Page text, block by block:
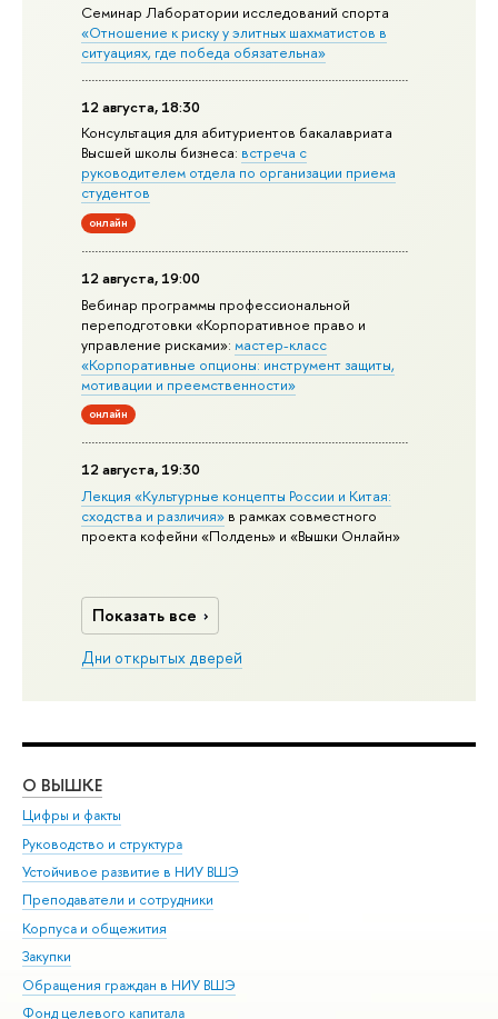
Семинар Лаборатории исследований спорта
«Отношение к риску у элитных шахматистов в
ситуациях, где победа обязательна»
12 августа, 18:30
Консультация для абитуриентов бакалавриата
Высшей школы бизнеса: встреча с
руководителем отдела по организации приема
студентов
онлайн
12 августа, 19:00
Вебинар программы профессиональной
переподготовки «Корпоративное право и
управление рисками»:мастер-класс
«Корпоративные опционы: инструмент защиты,
мотивации и преемственности»
онлайн
12 августа, 19:30
Лекция «Культурные концепты России и Китая:
сходства и различия» в рамках совместного
проекта кофейни «Полдень» и «Вышки Онлайн»
Показать все
Дни открытых дверей
О ВЫШКЕ
Цифры и факты
Руководство и структура
Устойчивое развитие в НИУ ВШЭ
Преподаватели и сотрудники
Корпуса и общежития
Закупки
Обращения граждан в НИУ ВШЭ
Фонд целевого капитала